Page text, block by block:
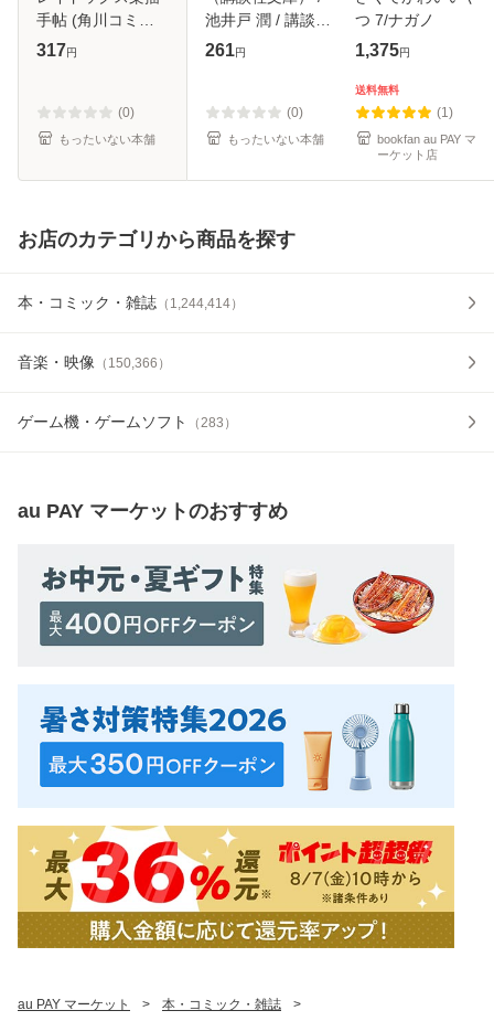
手帖 (角川コミッ
クス・エース) / 朝
ミック]【メール便
送料無料】
317円
(0)
もったいない本舗
池井戸 潤 / 講談社
[文庫]【メール便送
261円
(0)
もったいない本舗
つ 7/ナガノ
1,375円
送料無料
(1)
bookfan au PAY マ
ーケット店
お店のカテゴリから商品を探す
本・コミック・雑誌 （ 1,244,414）
音楽・映像 （ 150,366 ）
ゲーム機・ゲームソフト （283 ）
au PAY マーケットのおすすめ
au PAY マーケット > 本・コミック・雑誌
>